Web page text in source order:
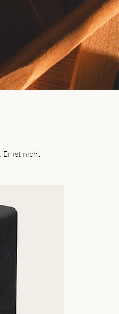
Er ist nicht